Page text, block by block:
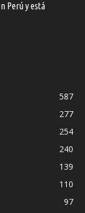
Perú y está
587
277
254
240
139
110
97